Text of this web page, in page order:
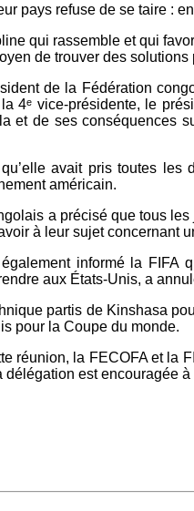
pays refuse de se taire :
qui rassemble et qui
de trouver des
de la Fédération
4ᵉ vice-présidente, le
et de ses conséquences
avait pris toutes
américain.
a précisé que tous
avoir à leur sujet concernant
informé la FIFA
aux États-Unis, a
partis de Kinshasa
pour la Coupe du monde.
réunion, la FECOFA et
délégation est encouragée